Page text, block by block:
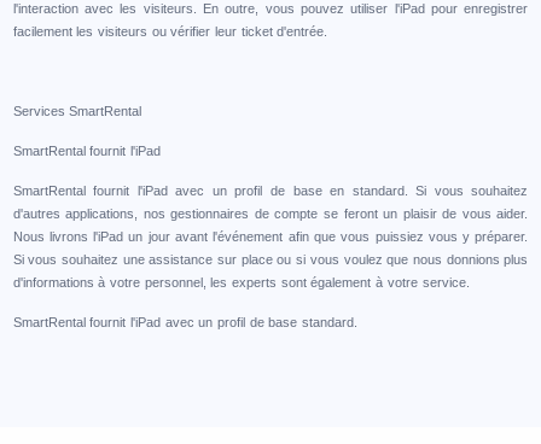
l'interaction avec les visiteurs. En outre, vous pouvez utiliser l'iPad pour enregistrer
facilement les visiteurs ou vérifier leur ticket d'entrée.
Services SmartRental
SmartRental fournit l'iPad
SmartRental fournit l'iPad avec un profil de base en standard. Si vous souhaitez
d'autres applications, nos gestionnaires de compte se feront un plaisir de vous aider.
Nous livrons l'iPad un jour avant l'événement afin que vous puissiez vous y préparer.
Si vous souhaitez une assistance sur place ou si vous voulez que nous donnions plus
d'informations à votre personnel, les experts sont également à votre service.
SmartRental fournit l'iPad avec un profil de base standard.